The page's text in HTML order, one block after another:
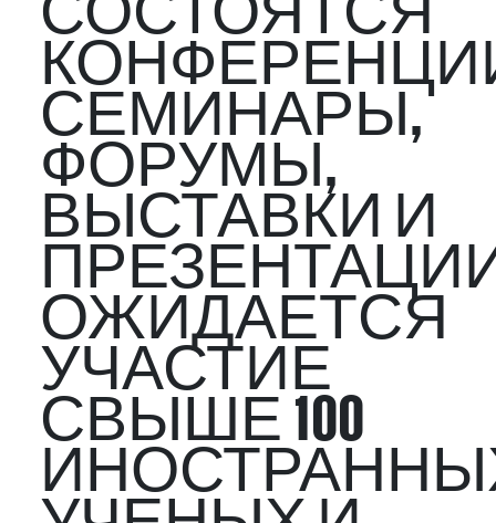
СОСТОЯТСЯ
СЕМИНАРЫ,
ФОРУМЫ,
ВЫСТАВКИ И
ОЖИДАЕТСЯ
УЧАСТИЕ
СВЫШЕ 100